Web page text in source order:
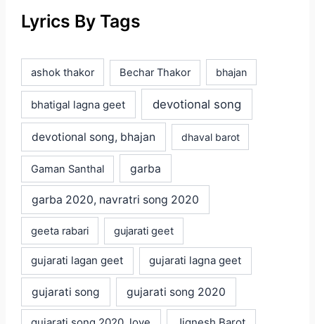
Lyrics By Tags
ashok thakor Bechar Thakor bhajan
bhatigal lagna geet devotional song
devotional song, bhajan dhaval barot
Gaman Santhal garba
garba 2020, navratri song 2020
geeta rabari gujarati geet
gujarati lagan geet gujarati lagna geet
gujarati song gujarati song 2020